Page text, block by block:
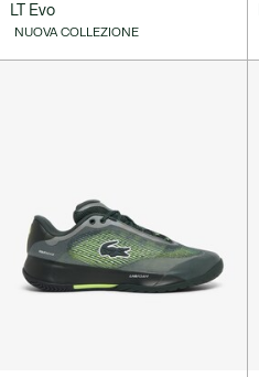
LT Evo
NUOVA COLLEZIONE